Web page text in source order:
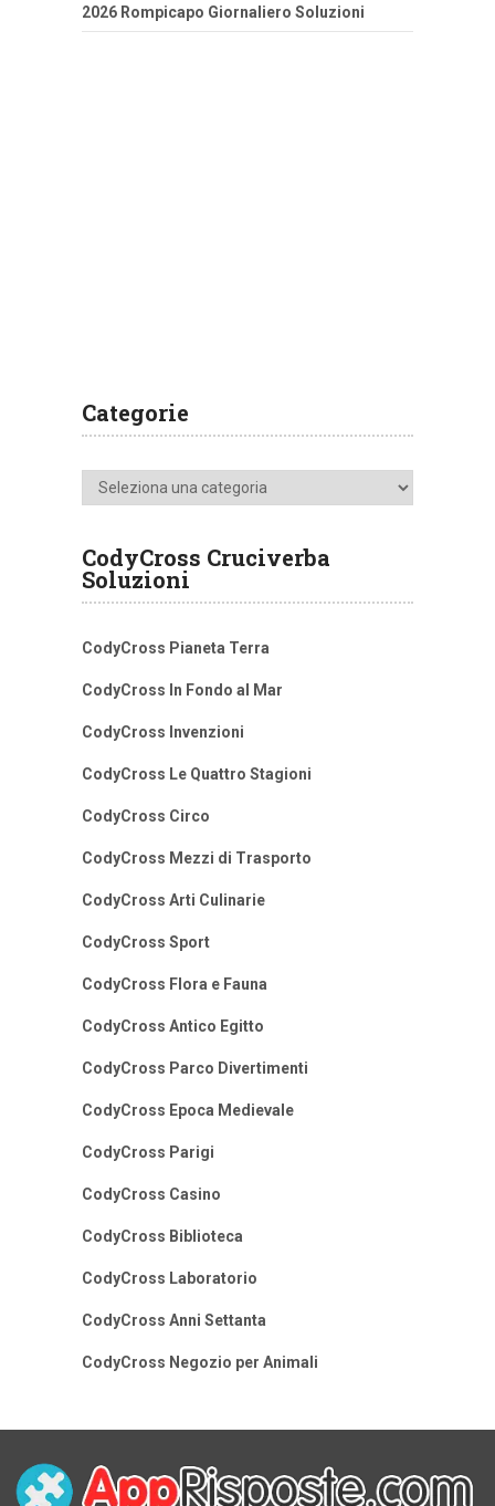
2026 Rompicapo Giornaliero Soluzioni
Categorie
Categorie
CodyCross Cruciverba
Soluzioni
CodyCross Pianeta Terra
CodyCross In Fondo al Mar
CodyCross Invenzioni
CodyCross Le Quattro Stagioni
CodyCross Circo
CodyCross Mezzi di Trasporto
CodyCross Arti Culinarie
CodyCross Sport
CodyCross Flora e Fauna
CodyCross Antico Egitto
CodyCross Parco Divertimenti
CodyCross Epoca Medievale
CodyCross Parigi
CodyCross Casino
CodyCross Biblioteca
CodyCross Laboratorio
CodyCross Anni Settanta
CodyCross Negozio per Animali